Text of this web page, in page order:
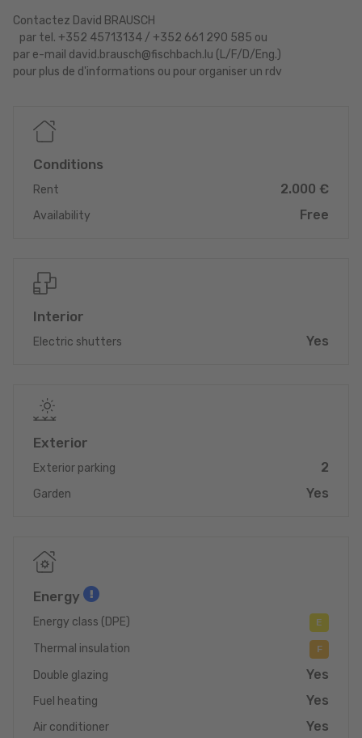
Contactez David BRAUSCH
par tel. +352 45713134 / +352 661 290 585 ou
par e-mail david.brausch@fischbach.lu (L/F/D/Eng.)
pour plus de d'informations ou pour organiser un rdv
Conditions
Rent 2.000 €
Availability Free
Interior
Electric shutters Yes
Exterior
Exterior parking 2
Garden Yes
Energy
Energy class (DPE) E
Thermal insulation F
Double glazing Yes
Fuel heating Yes
Air conditioner Yes